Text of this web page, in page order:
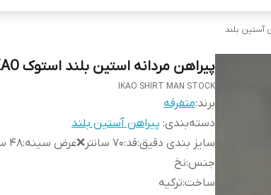
آستین بلند
پیراهن مردانه استین بلند استوک IKAO
IKAO SHIRT MAN STOCK
برند:متفرقه
دسته‌بندی: پیراهن آستین بلند
سایز بندی دقیق:قد:۷۰ سانتر❌عرض سینه:۴۸ سانتر❌شانه:۴۰ سانتر
جنس:نخ
ساخت:ترکیه